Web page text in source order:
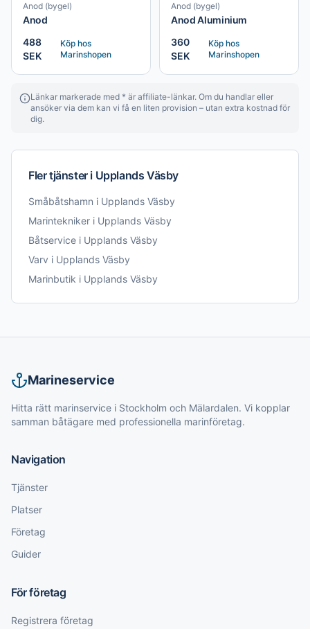
Anod (bygel)
Anod
488
SEK
Köp hos
Marinshopen
Anod (bygel)
Anod Aluminium
360
SEK
Köp hos
Marinshopen
Länkar markerade med * är affiliate-länkar. Om du handlar eller
ansöker via dem kan vi få en liten provision – utan extra kostnad för
dig.
Fler tjänster i Upplands Väsby
Småbåtshamn i Upplands Väsby
Marintekniker i Upplands Väsby
Båtservice i Upplands Väsby
Varv i Upplands Väsby
Marinbutik i Upplands Väsby
Marineservice
Hitta rätt marinservice i Stockholm och Mälardalen. Vi kopplar
samman båtägare med professionella marinföretag.
Navigation
Tjänster
Platser
Företag
Guider
För företag
Registrera företag